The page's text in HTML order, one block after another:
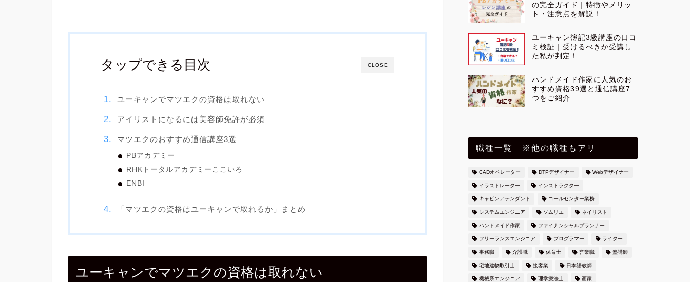
CLOSE
タップできる目次
ユーキャンでマツエクの資格は取れない
アイリストになるには美容師免許が必須
マツエクのおすすめ通信講座3選
PBアカデミー
RHKトータルアカデミーここいろ
ENBI
「マツエクの資格はユーキャンで取れるか」まとめ
ユーキャンでマツエクの資格は取れない
の完全ガイド｜特徴やメリッ
ト・注意点を解説！
ユーキャン簿記3級講座の口コ
ミ検証｜受けるべきか受講し
た私が判定！
ハンドメイド作家に人気のお
すすめ資格39選と通信講座7
つをご紹介
職種一覧 ※他の職種もアリ
CADオペレーター DTPデザイナー Webデザイナー
イラストレーター インストラクター
キャビンアテンダント コールセンター業務
システムエンジニア ソムリエ ネイリスト
ハンドメイド作家 ファイナンシャルプランナー
フリーランスエンジニア プログラマー ライター
事務職 介護職 保育士 営業職 塾講師
宅地建物取引士 接客業 日本語教師
機械系エンジニア 理学療法士 画家